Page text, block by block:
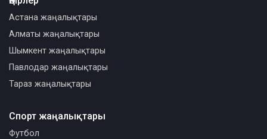
Астана жаңалықтары
Алматы жаңалықтары
Шымкент жаңалықтары
Павлодар жаңалықтары
Тараз жаңалықтары
Спорт жаңалықтары
Футбол